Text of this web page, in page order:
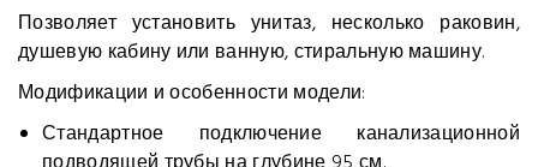
Позволяет установить унитаз, несколько раковин,
душевую кабину или ванную, стиральную машину.
Модификации и особенности модели:
Стандартное подключение канализационной